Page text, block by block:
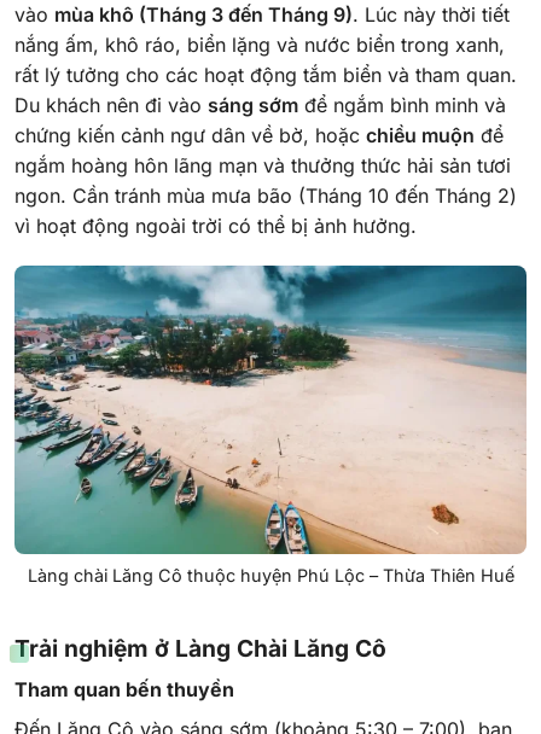
vào mùa khô (Tháng 3 đến Tháng 9). Lúc này thời tiết
nắng ấm, khô ráo, biển lặng và nước biển trong xanh,
rất lý tưởng cho các hoạt động tắm biển và tham quan.
Du khách nên đi vào sáng sớm để ngắm bình minh và
chứng kiến cảnh ngư dân về bờ, hoặc chiều muộn để
ngắm hoàng hôn lãng mạn và thưởng thức hải sản tươi
ngon. Cần tránh mùa mưa bão (Tháng 10 đến Tháng 2)
vì hoạt động ngoài trời có thể bị ảnh hưởng.
Làng chài Lăng Cô thuộc huyện Phú Lộc – Thừa Thiên Huế
Trải nghiệm ở Làng Chài Lăng Cô
Tham quan bến thuyền
Đến Lăng Cô vào sáng sớm (khoảng 5:30 – 7:00), bạn